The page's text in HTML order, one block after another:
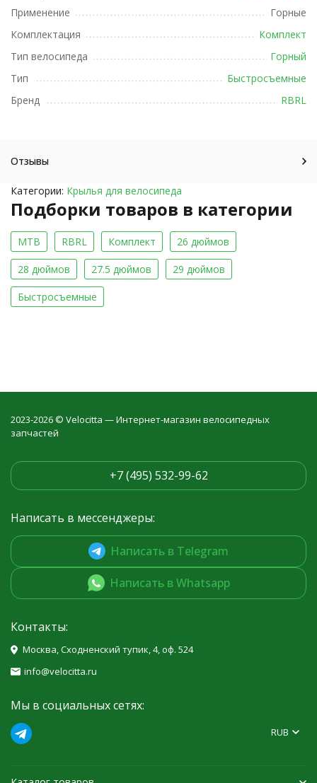
Применение
Горные
Комплектация
Комплект
Тип велосипеда
Горный
Тип
Быстросъемные
Бренд
RBRL
Отзывы
Категории: Крылья для велосипеда
Подборки товаров в категории
MTB RBRL Комплект 26 дюймов
28 дюймов 27.5 дюймов 29 дюймов
Быстросъемные
2023-2026 © Velocitta — Интернет-магазин велосипедных
запчастей
+7 (495) 532-99-62
Написать в мессенджеры:
Написать в Telegram
Написать в Whatsapp
Контакты:
Москва, Сходненский тупик, 4, оф. 524
info@velocitta.ru
Мы в социальных сетях:
RUB